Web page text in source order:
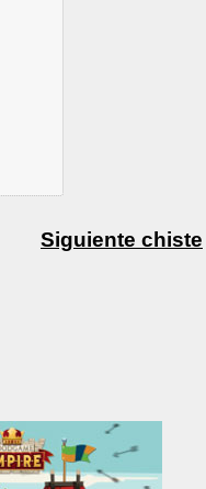
Siguiente chiste